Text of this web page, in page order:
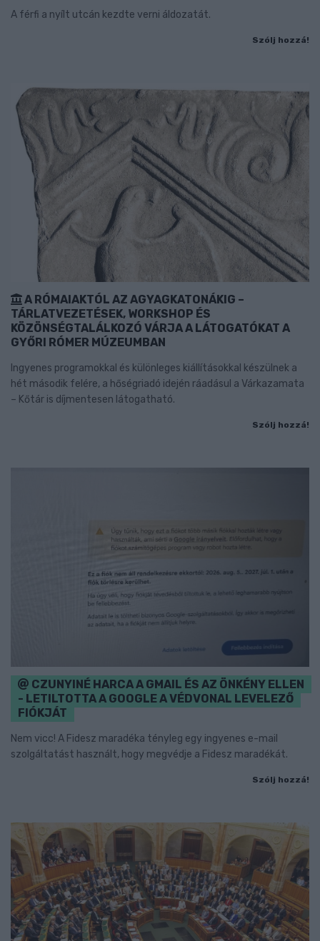
A férfi a nyílt utcán kezdte verni áldozatát.
Szólj hozzá!
A RÓMAIAKTÓL AZ AGYAGKATONÁKIG –
TÁRLATVEZETÉSEK, WORKSHOP ÉS
KÖZÖNSÉGTALÁLKOZÓ VÁRJA A LÁTOGATÓKAT A
GYŐRI RÓMER MÚZEUMBAN
Ingyenes programokkal és különleges kiállításokkal készülnek a
hét második felére, a hőségriadó idején ráadásul a Várkazamata
– Kőtár is díjmentesen látogatható.
Szólj hozzá!
CZUNYINÉ HARCA A GMAIL ÉS AZ ÖNKÉNY ELLEN
- LETILTOTTA A GOOGLE A VÉDVONAL LEVELEZŐ
FIÓKJÁT
Nem vicc! A Fidesz maradéka tényleg egy ingyenes e-mail
szolgáltatást használt, hogy megvédje a Fidesz maradékát.
Szólj hozzá!